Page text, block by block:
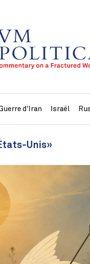
d'Iran Israël
Unis»